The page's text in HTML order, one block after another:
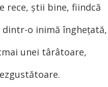
rece, ştii bine, fiindcă
dintr-o inimă îngheţată,
unei târâtoare,